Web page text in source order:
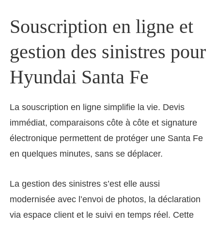
Souscription en ligne et
gestion des sinistres pour
Hyundai Santa Fe
La souscription en ligne simplifie la vie. Devis
immédiat, comparaisons côte à côte et signature
électronique permettent de protéger une Santa Fe
en quelques minutes, sans se déplacer.
La gestion des sinistres s’est elle aussi
modernisée avec l’envoi de photos, la déclaration
via espace client et le suivi en temps réel. Cette